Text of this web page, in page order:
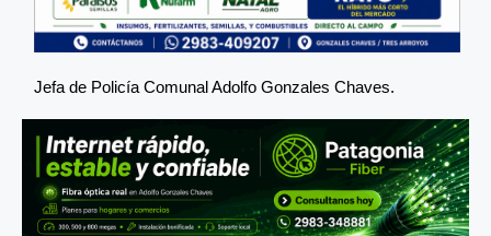
Jefa de Policía Comunal Adolfo Gonzales Chaves.